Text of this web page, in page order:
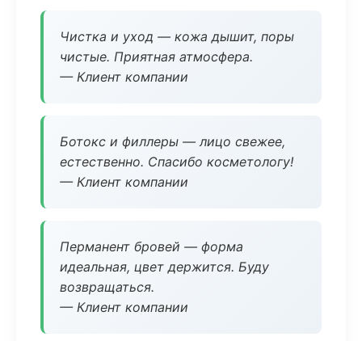
Чистка и уход — кожа дышит, поры
чистые. Приятная атмосфера.
— Клиент компании
Ботокс и филлеры — лицо свежее,
естественно. Спасибо косметологу!
— Клиент компании
Перманент бровей — форма
идеальная, цвет держится. Буду
возвращаться.
— Клиент компании